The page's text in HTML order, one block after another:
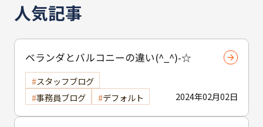
人気記事
ベランダとバルコニーの違い(^_^)-☆
2024年02月02日
スタッフブログ
事務員ブログ
デフォルト